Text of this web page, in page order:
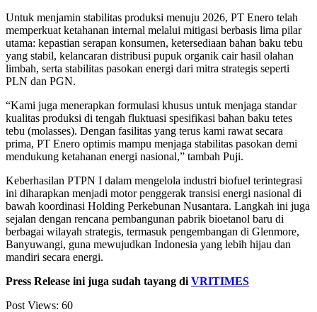
Untuk menjamin stabilitas produksi menuju 2026, PT Enero telah
memperkuat ketahanan internal melalui mitigasi berbasis lima pilar
utama: kepastian serapan konsumen, ketersediaan bahan baku tebu
yang stabil, kelancaran distribusi pupuk organik cair hasil olahan
limbah, serta stabilitas pasokan energi dari mitra strategis seperti
PLN dan PGN.
“Kami juga menerapkan formulasi khusus untuk menjaga standar
kualitas produksi di tengah fluktuasi spesifikasi bahan baku tetes
tebu (molasses). Dengan fasilitas yang terus kami rawat secara
prima, PT Enero optimis mampu menjaga stabilitas pasokan demi
mendukung ketahanan energi nasional,” tambah Puji.
Keberhasilan PTPN I dalam mengelola industri biofuel terintegrasi
ini diharapkan menjadi motor penggerak transisi energi nasional di
bawah koordinasi Holding Perkebunan Nusantara. Langkah ini juga
sejalan dengan rencana pembangunan pabrik bioetanol baru di
berbagai wilayah strategis, termasuk pengembangan di Glenmore,
Banyuwangi, guna mewujudkan Indonesia yang lebih hijau dan
mandiri secara energi.
Press Release ini juga sudah tayang di VRITIMES
Post Views: 60